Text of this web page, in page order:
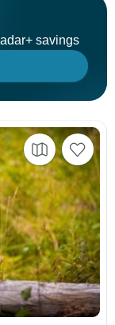
savings